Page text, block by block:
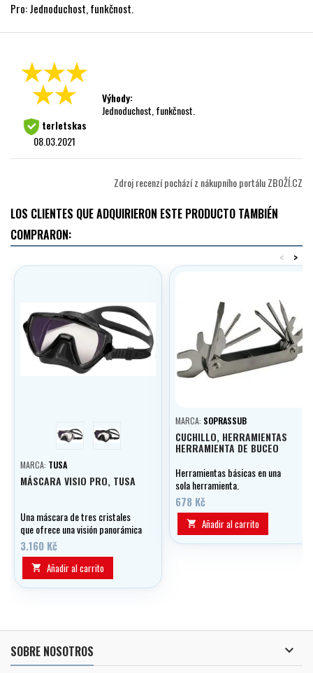
Pro: Jednoduchost, funkčnost.
terletskas
08.03.2021
Výhody:
Jednoduchost, funkčnost.
Zdroj recenzí pochází z nákupního portálu ZBOŽÍ.CZ
LOS CLIENTES QUE ADQUIRIERON ESTE PRODUCTO TAMBIÉN
COMPRARON:
>
<
stříbrná černá
MARCA: TUSA
MÁSCARA VISIO PRO, TUSA
Una máscara de tres cristales
que ofrece una visión panorámica
de 168° gracias a los cristales
laterales redondeados
patentados de la máscara.
3.160 Kč
 Añadir al carrito
MARCA: SOPRASSUB
CUCHILLO, HERRAMIENTAS
HERRAMIENTA DE BUCEO
Herramientas básicas en una
sola herramienta.
678 Kč
 Añadir al carrito
SOBRE NOSOTROS 